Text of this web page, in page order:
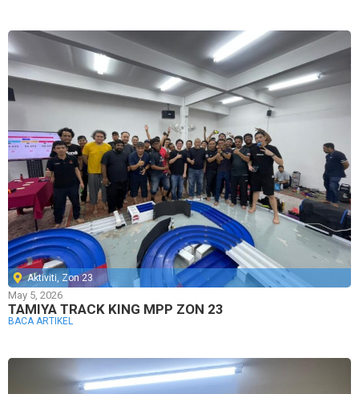
Aktiviti Zon 23
May 5, 2026
TAMIYA TRACK KING MPP ZON 23
BACA ARTIKEL